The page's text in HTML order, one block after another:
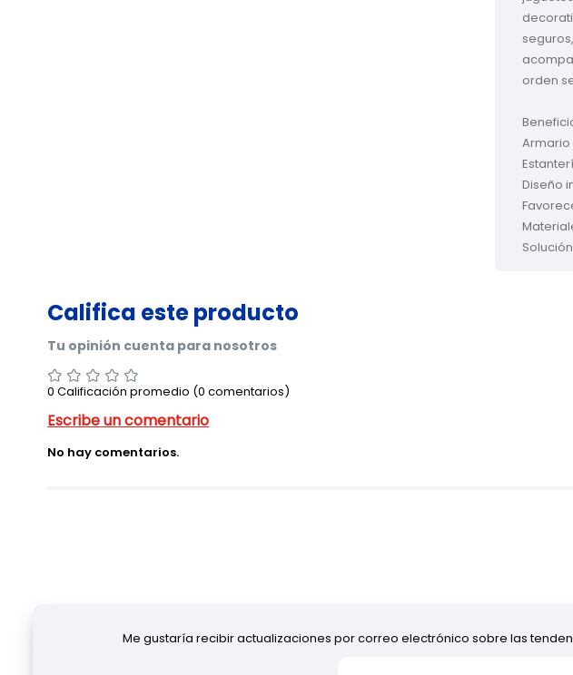
orden
Diseño
0 Calificación promedio (0 comentarios)
No hay comentarios.
Me gustaría recibir actualizaciones por correo electrónico sobre las